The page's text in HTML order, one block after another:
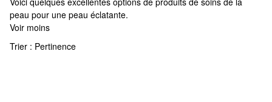
peau pour une peau éclatante.
Voir moins
Trier : Pertinence